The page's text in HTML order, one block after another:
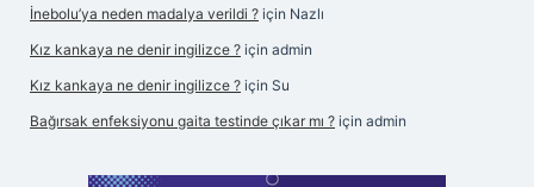
İnebolu’ya neden madalya verildi ? için Nazlı
Kız kankaya ne denir ingilizce ? için admin
Kız kankaya ne denir ingilizce ? için Su
Bağırsak enfeksiyonu gaita testinde çıkar mı ? için admin